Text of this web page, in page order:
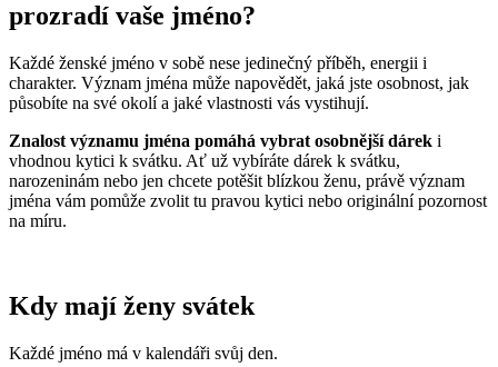
prozradí vaše jméno?
Každé ženské jméno v sobě nese jedinečný příběh, energii i
charakter. Význam jména může napovědět, jaká jste osobnost, jak
působíte na své okolí a jaké vlastnosti vás vystihují.
Znalost významu jména pomáhá vybrat osobnější dárek i
vhodnou kytici k svátku. Ať už vybíráte dárek k svátku,
narozeninám nebo jen chcete potěšit blízkou ženu, právě význam
jména vám pomůže zvolit tu pravou kytici nebo originální pozornost
na míru.
Kdy mají ženy svátek
Každé jméno má v kalendáři svůj den.